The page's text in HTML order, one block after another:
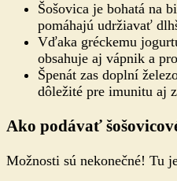
Šošovica je bohatá na
pomáhajú udržiavať
Vďaka gréckemu
obsahuje aj vápnik a
Špenát zas doplní
dôležité pre imunitu aj
Ako podávať
Možnosti sú nekonečné! Tu